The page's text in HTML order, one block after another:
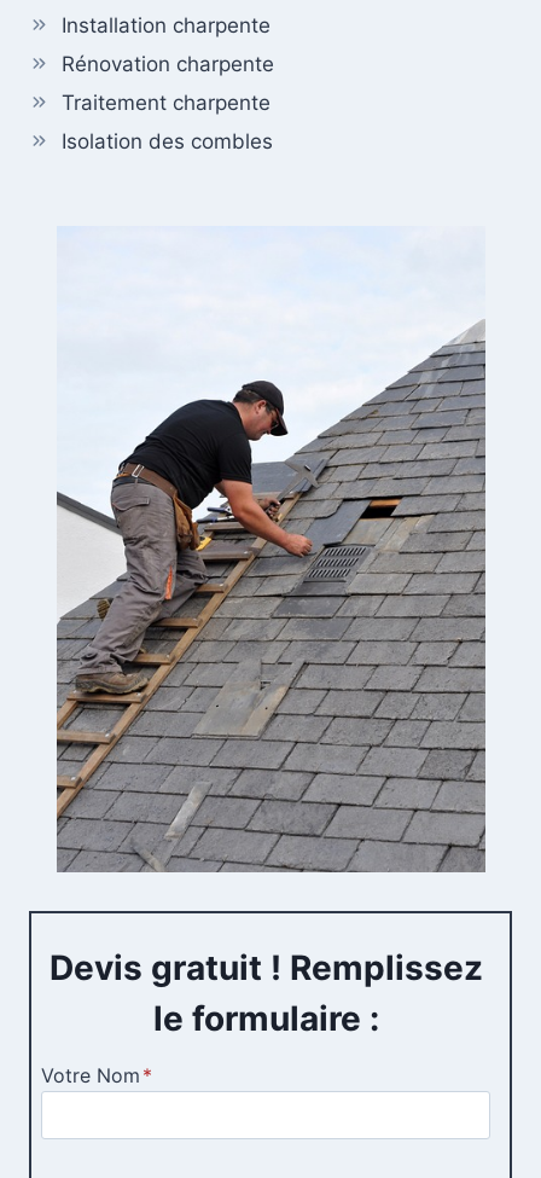
Installation charpente
Rénovation charpente
Traitement charpente
Isolation des combles
Devis gratuit ! Remplissez
le formulaire :
Votre Nom *